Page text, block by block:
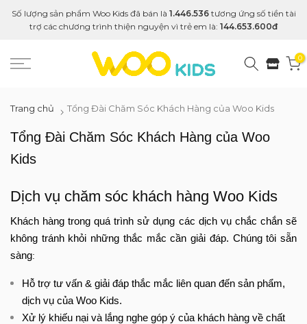
Số lượng sản phẩm Woo Kids đã bán là 1.446.536 tương ứng số tiền tài
trợ các chương trình thiện nguyện vì trẻ em là: 144.653.600đ
0
Trang chủ Tổng Đài Chăm Sóc Khách Hàng của Woo Kids
Tổng Đài Chăm Sóc Khách Hàng của Woo
Kids
Dịch vụ chăm sóc khách hàng Woo Kids
Khách hàng trong quá trình sử dụng các dịch vụ chắc chắn sẽ
không tránh khỏi những thắc mắc cần giải đáp. Chúng tôi sẵn
sàng:
Hỗ trợ tư vấn & giải đáp thắc mắc liên quan đến sản phẩm,
dịch vụ của Woo Kids.
Xử lý khiếu nại và lắng nghe góp ý của khách hàng về chất